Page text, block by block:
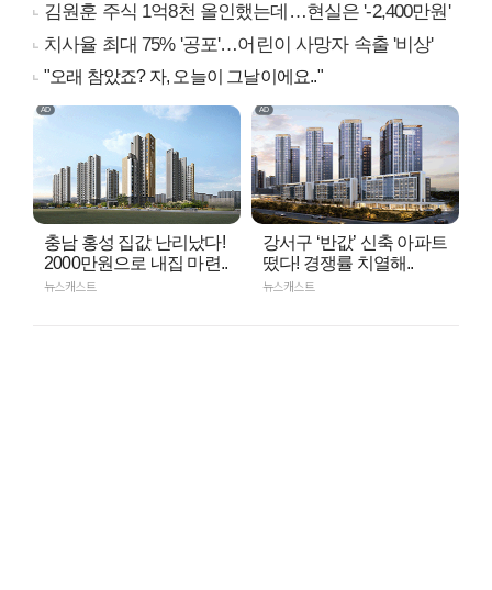
김원훈 주식 1억8천 올인했는데…현실은 '-2,400만원'
치사율 최대 75% '공포'…어린이 사망자 속출 '비상'
"오래 참았죠? 자, 오늘이 그날이에요.."
충남 홍성 집값 난리났다!
2000만원으로 내집 마련..
뉴스캐스트
강서구 ‘반값’ 신축 아파트
떴다! 경쟁률 치열해..
뉴스캐스트